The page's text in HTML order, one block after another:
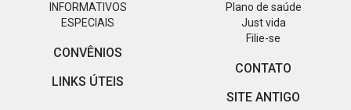
INFORMATIVOS
ESPECIAIS
CONVÊNIOS
LINKS ÚTEIS
Plano de saúde
Just vida
Filie-se
CONTATO
SITE ANTIGO